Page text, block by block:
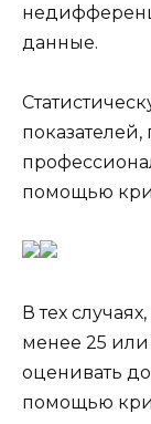
данные.
помощью
В тех
менее 25 или
оценивать
помощью